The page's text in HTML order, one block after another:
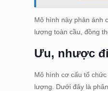
Mô hình này phản ánh
lượng toàn cầu, đồng
Ưu, nhược
Mô hình cơ cấu tổ
lượng. Dưới đây là